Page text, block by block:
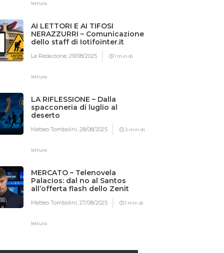
lettura
AI LETTORI E AI TIFOSI
NERAZZURRI – Comunicazione
dello staff di Iotifointer.it
La Redazione,29/08/2025 1 min di
lettura
LA RIFLESSIONE – Dalla
spacconeria di luglio al
deserto
Matteo Tombolini,28/08/2025 2 min di
lettura
MERCATO – Telenovela
Palacios: dal no al Santos
all’offerta flash dello Zenit
Matteo Tombolini,27/08/2025 1 min di
lettura